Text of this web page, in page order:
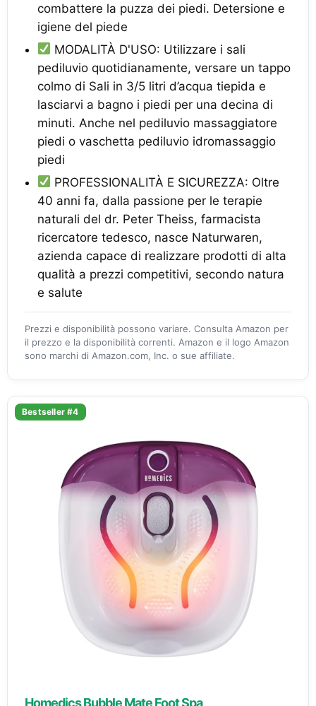
combattere la puzza dei piedi. Detersione e
igiene del piede
MODALITÀ D'USO: Utilizzare i sali
pediluvio quotidianamente, versare un tappo
colmo di Sali in 3/5 litri d’acqua tiepida e
lasciarvi a bagno i piedi per una decina di
minuti. Anche nel pediluvio massaggiatore
piedi o vaschetta pediluvio idromassaggio
piedi
PROFESSIONALITÀ E SICUREZZA: Oltre
40 anni fa, dalla passione per le terapie
naturali del dr. Peter Theiss, farmacista
ricercatore tedesco, nasce Naturwaren,
azienda capace di realizzare prodotti di alta
qualità a prezzi competitivi, secondo natura
e salute
Prezzi e disponibilità possono variare. Consulta Amazon per
il prezzo e la disponibilità correnti. Amazon e il logo Amazon
sono marchi di Amazon.com, Inc. o sue affiliate.
Bestseller #4
Homedics Bubble Mate Foot Spa